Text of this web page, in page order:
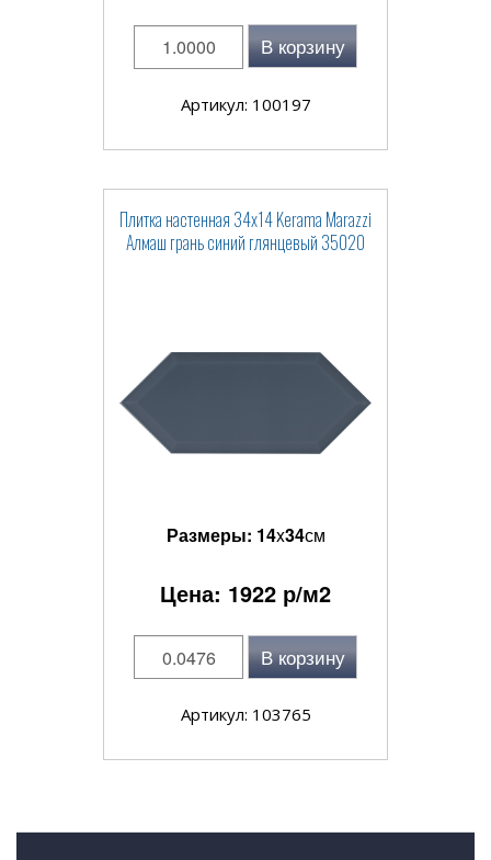
В корзину
Артикул: 100197
Плитка настенная 34x14 Kerama Marazzi
Алмаш грань синий глянцевый 35020
Размеры: 14x34см
Цена: 1922 р/м2
В корзину
Артикул: 103765